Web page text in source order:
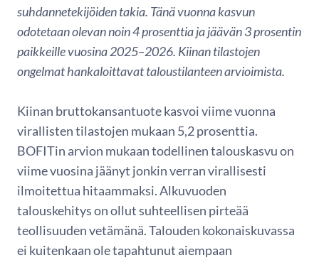
suhdannetekijöiden takia. Tänä vuonna kasvun
odotetaan olevan noin 4 prosenttia ja jäävän 3 prosentin
paikkeille vuosina 2025–2026. Kiinan tilastojen
ongelmat hankaloittavat taloustilanteen arvioimista.
Kiinan bruttokansantuote kasvoi viime vuonna
virallisten tilastojen mukaan 5,2 prosenttia.
BOFITin arvion mukaan todellinen talouskasvu on
viime vuosina jäänyt jonkin verran virallisesti
ilmoitettua hitaammaksi. Alkuvuoden
talouskehitys on ollut suhteellisen pirteää
teollisuuden vetämänä. Talouden kokonaiskuvassa
ei kuitenkaan ole tapahtunut aiempaan